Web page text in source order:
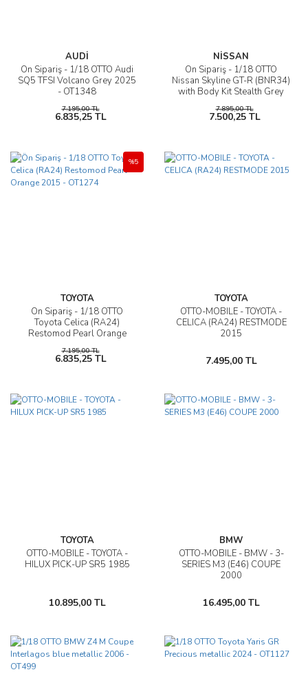
AUDİ
Ön Sipariş - 1/18 OTTO Audi
SQ5 TFSI Volcano Grey 2025
- OT1348
7.195,00 TL
6.835,25 TL
NİSSAN
Ön Sipariş - 1/18 OTTO
Nissan Skyline GT-R (BNR34)
with Body Kit Stealth Grey
7.895,00 TL
7.500,25 TL
TOYOTA
Ön Sipariş - 1/18 OTTO
Toyota Celica (RA24)
Restomod Pearl Orange
%5
7.195,00 TL
6.835,25 TL
TOYOTA
OTTO-MOBILE - TOYOTA -
CELICA (RA24) RESTMODE
2015
7.495,00 TL
TOYOTA
OTTO-MOBILE - TOYOTA -
HILUX PICK-UP SR5 1985
10.895,00 TL
BMW
OTTO-MOBILE - BMW - 3-
SERIES M3 (E46) COUPE
2000
16.495,00 TL